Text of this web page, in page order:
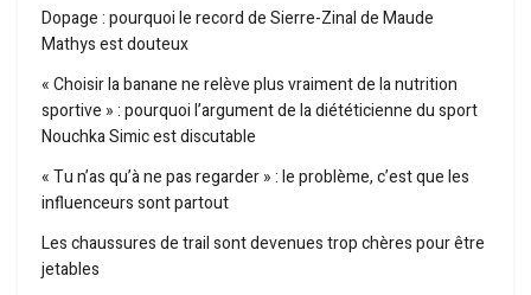
Dopage : pourquoi le record de Sierre-Zinal de Maude
Mathys est douteux
« Choisir la banane ne relève plus vraiment de la nutrition
sportive » : pourquoi l’argument de la diététicienne du sport
Nouchka Simic est discutable
« Tu n’as qu’à ne pas regarder » : le problème, c’est que les
influenceurs sont partout
Les chaussures de trail sont devenues trop chères pour être
jetables